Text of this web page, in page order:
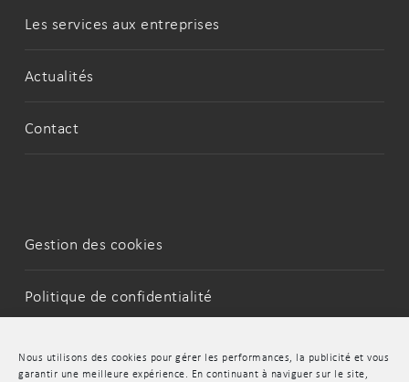
Nous utilisons des cookies pour gérer les performances, la publicité et vous
garantir une meilleure expérience. En continuant à naviguer sur le site,
Les services aux entreprises
Actualités
Contact
Gestion des cookies
Politique de confidentialité